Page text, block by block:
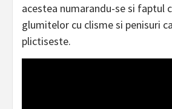
acestea numarandu-se si faptul
glumitelor cu clisme si penisuri
plictiseste.